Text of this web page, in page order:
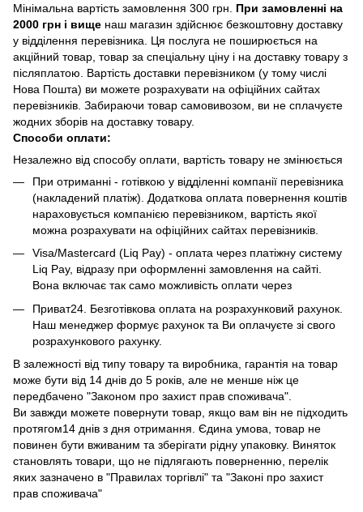
Мінімальна вартість замовлення 300 грн. При замовленні на
2000 грн і вище наш магазин здійснює безкоштовну доставку
у відділення перевізника. Ця послуга не поширюється на
акційний товар, товар за спеціальну ціну і на доставку товару з
післяплатою. Вартість доставки перевізником (у тому числі
Нова Пошта) ви можете розрахувати на офіційних сайтах
перевізників. Забираючи товар самовивозом, ви не сплачуєте
жодних зборів на доставку товару.
Способи оплати:
Незалежно від способу оплати, вартість товару не змінюється
При отриманні - готівкою у відділенні компанії перевізника
(накладений платіж). Додаткова оплата повернення коштів
нараховується компанією перевізником, вартість якої
можна розрахувати на офіційних сайтах перевізників.
Visa/Mastercard (Liq Pay) - оплата через платіжну систему
Liq Pay, відразу при оформленні замовлення на сайті.
Вона включає так само можливість оплати через
Приват24. Безготівкова оплата на розрахунковий рахунок.
Наш менеджер формує рахунок та Ви оплачуєте зі свого
розрахункового рахунку.
В залежності від типу товару та виробника, гарантія на товар
може бути від 14 днів до 5 років, але не менше ніж це
передбачено "Законом про захист прав споживача".
Ви завжди можете повернути товар, якщо вам він не підходить
протягом14 днів з дня отримання. Єдина умова, товар не
повинен бути вживаним та зберігати рідну упаковку. Виняток
становлять товари, що не підлягають поверненню, перелік
яких зазначено в "Правилах торгівлі" та "Законі про захист
прав споживача"